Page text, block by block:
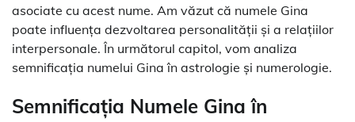
asociate cu acest nume. Am văzut că numele Gina
poate influența dezvoltarea personalității și a relațiilor
interpersonale. În următorul capitol, vom analiza
semnificația numelui Gina în astrologie și numerologie.
Semnificația Numele Gina în